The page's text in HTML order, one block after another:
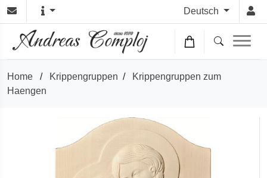
Deutsch
Home / Krippengruppen /
Krippengruppen zum
Haengen